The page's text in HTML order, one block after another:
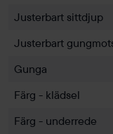
Justerbart sittdjup
Justerbart
Gunga
Färg - klädsel
Färg - underrede